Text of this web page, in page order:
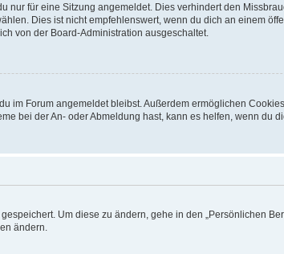
nur für eine Sitzung angemeldet. Dies verhindert den
Dies ist nicht empfehlenswert, wenn du dich an einem
von der Board-Administration ausgeschaltet.
im Forum angemeldet bleibst. Außerdem ermöglichen
bei der An- oder Abmeldung hast, kann es helfen, wenn du
Um diese zu ändern, gehe in den „Persönlichen
ändern.